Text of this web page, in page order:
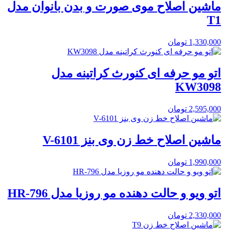
ماشین اصلاح موی صورت و بدن بانوان مدل
T1
1,330,000 تومان
اتو مو حرفه ای کنورث کراتینه مدل
KW3098
2,595,000 تومان
ماشین اصلاح خط زن وی بنز V-6101
1,990,000 تومان
اتو ویو و حالت دهنده مو روزیا مدل HR-796
2,330,000 تومان